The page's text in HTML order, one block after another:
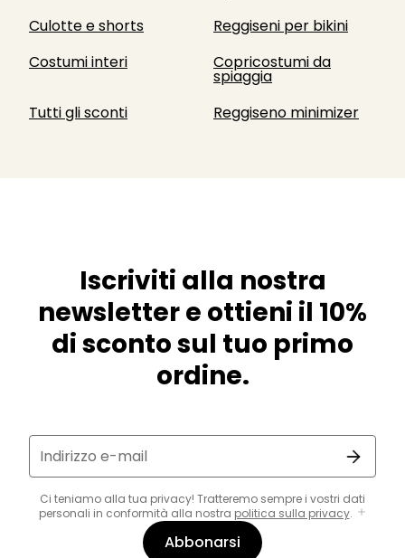
Culotte e shorts
Reggiseni per bikini
Costumi interi
Copricostumi da
spiaggia
Tutti gli sconti
Reggiseno minimizer
Iscriviti alla nostra
newsletter e ottieni il 10%
di sconto sul tuo primo
ordine.
Indirizzo e-mail
Ci teniamo alla tua privacy! Tratteremo sempre i vostri dati
personali in conformità alla nostra politica sulla privacy.
Abbonarsi